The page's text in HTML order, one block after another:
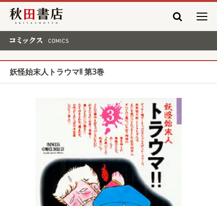
秋田書店
妖怪始末人トラウマ!! 第3巻